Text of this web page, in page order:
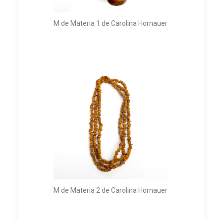
M de Materia 1 de Carolina Hornauer
M de Materia 2 de Carolina Hornauer